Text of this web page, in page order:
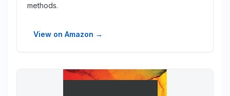
methods.
View on Amazon →